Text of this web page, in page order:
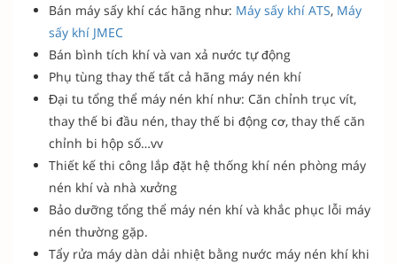
Bán máy sấy khí các hãng như: Máy sấy khí ATS, Máy
sấy khí JMEC
Bán bình tích khí và van xả nước tự động
Phụ tùng thay thế tất cả hãng máy nén khí
Đại tu tổng thể máy nén khí như: Căn chỉnh trục vít,
thay thế bi đầu nén, thay thế bi động cơ, thay thế căn
chỉnh bi hộp số…vv
Thiết kế thi công lắp đặt hệ thống khí nén phòng máy
nén khí và nhà xưởng
Bảo dưỡng tổng thể máy nén khí và khắc phục lỗi máy
nén thường gặp.
Tẩy rửa máy dàn dải nhiệt bằng nước máy nén khí khi